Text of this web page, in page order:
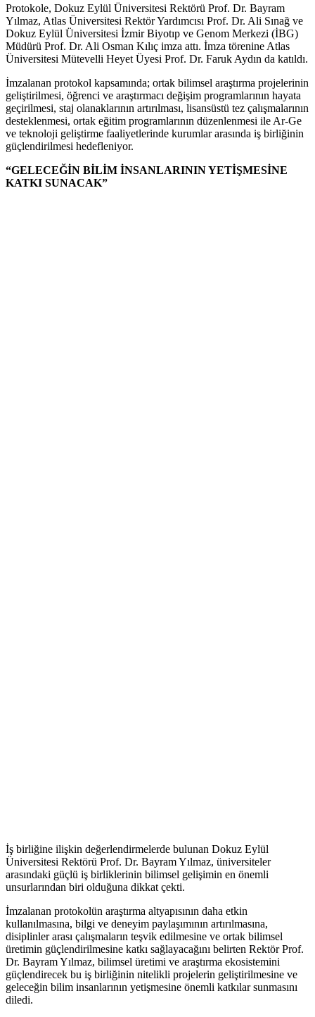
Protokole, Dokuz Eylül Üniversitesi Rektörü Prof. Dr. Bayram
Yılmaz, Atlas Üniversitesi Rektör Yardımcısı Prof. Dr. Ali Sınağ ve
Dokuz Eylül Üniversitesi İzmir Biyotıp ve Genom Merkezi (İBG)
Müdürü Prof. Dr. Ali Osman Kılıç imza attı. İmza törenine Atlas
Üniversitesi Mütevelli Heyet Üyesi Prof. Dr. Faruk Aydın da katıldı.
İmzalanan protokol kapsamında; ortak bilimsel araştırma projelerinin
geliştirilmesi, öğrenci ve araştırmacı değişim programlarının hayata
geçirilmesi, staj olanaklarının artırılması, lisansüstü tez çalışmalarının
desteklenmesi, ortak eğitim programlarının düzenlenmesi ile Ar-Ge
ve teknoloji geliştirme faaliyetlerinde kurumlar arasında iş birliğinin
güçlendirilmesi hedefleniyor.
“GELECEĞİN BİLİM İNSANLARININ YETİŞMESİNE
KATKI SUNACAK”
İş birliğine ilişkin değerlendirmelerde bulunan Dokuz Eylül
Üniversitesi Rektörü Prof. Dr. Bayram Yılmaz, üniversiteler
arasındaki güçlü iş birliklerinin bilimsel gelişimin en önemli
unsurlarından biri olduğuna dikkat çekti.
İmzalanan protokolün araştırma altyapısının daha etkin
kullanılmasına, bilgi ve deneyim paylaşımının artırılmasına,
disiplinler arası çalışmaların teşvik edilmesine ve ortak bilimsel
üretimin güçlendirilmesine katkı sağlayacağını belirten Rektör Prof.
Dr. Bayram Yılmaz, bilimsel üretimi ve araştırma ekosistemini
güçlendirecek bu iş birliğinin nitelikli projelerin geliştirilmesine ve
geleceğin bilim insanlarının yetişmesine önemli katkılar sunmasını
diledi.